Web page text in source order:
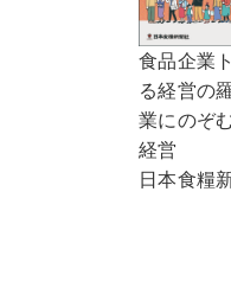
食品企業
る経営の
業にのぞ
経営
日本食糧